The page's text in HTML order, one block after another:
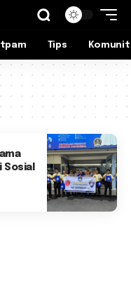
Tips
Sosial